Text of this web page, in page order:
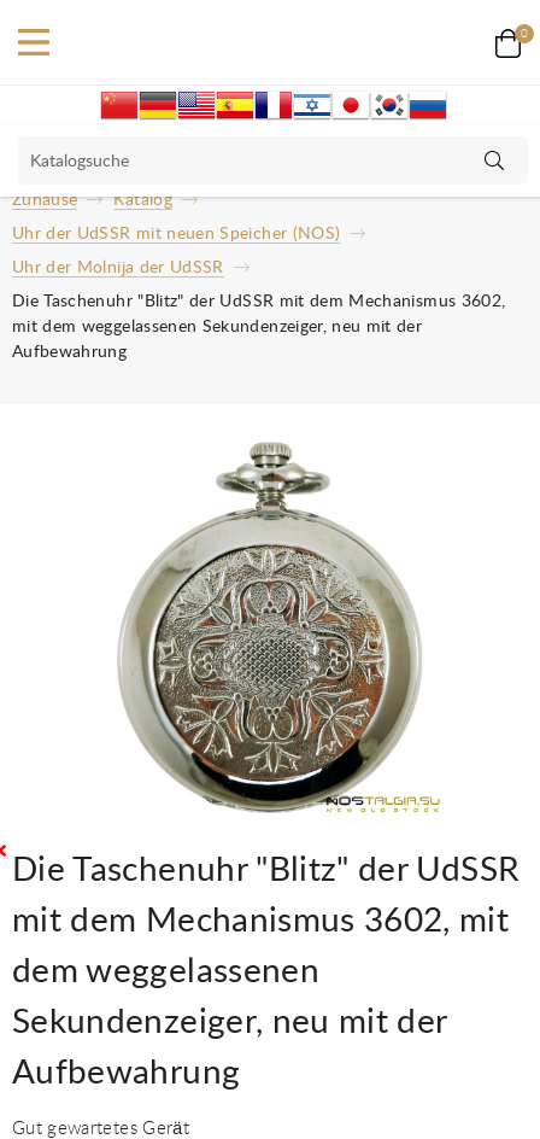
0
Zuhause
Katalog
Uhr der UdSSR mit neuen Speicher (NOS)
Uhr der Molnija der UdSSR
Die Taschenuhr "Blitz" der UdSSR mit dem Mechanismus 3602,
mit dem weggelassenen Sekundenzeiger, neu mit der
Aufbewahrung
Die Taschenuhr "Blitz" der UdSSR
mit dem Mechanismus 3602, mit
dem weggelassenen
Sekundenzeiger, neu mit der
Aufbewahrung
Gut gewartetes Gerät